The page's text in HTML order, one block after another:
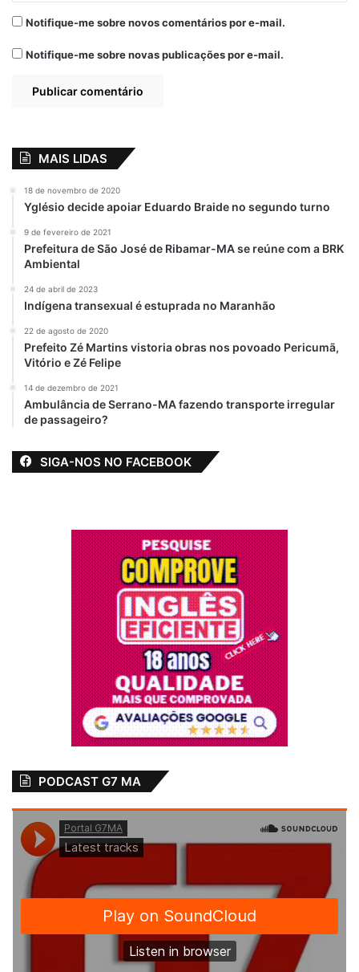
Notifique-me sobre novos comentários por e-mail.
Notifique-me sobre novas publicações por e-mail.
MAIS LIDAS
18 de novembro de 2020
Yglésio decide apoiar Eduardo Braide no segundo turno
9 de fevereiro de 2021
Prefeitura de São José de Ribamar-MA se reúne com a BRK
Ambiental
24 de abril de 2023
Indígena transexual é estuprada no Maranhão
22 de agosto de 2020
Prefeito Zé Martins vistoria obras nos povoado Pericumã,
Vitório e Zé Felipe
14 de dezembro de 2021
Ambulância de Serrano-MA fazendo transporte irregular
de passageiro?
SIGA-NOS NO FACEBOOK
PODCAST G7 MA